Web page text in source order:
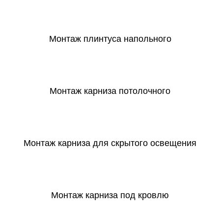
Монтаж плинтуса напольного
Монтаж карниза потолочного
Монтаж карниза для скрытого освещения
Монтаж карниза под кровлю